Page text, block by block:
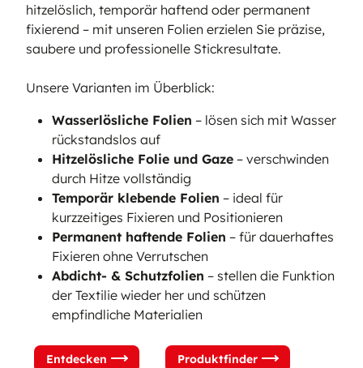
hitzelöslich, temporär haftend oder permanent
fixierend – mit unseren Folien erzielen Sie präzise,
saubere und professionelle Stickresultate.
Unsere Varianten im Überblick:
Wasserlösliche Folien – lösen sich mit Wasser
rückstandslos auf
Hitzelösliche Folie und Gaze – verschwinden
durch Hitze vollständig
Temporär klebende Folien – ideal für
kurzzeitiges Fixieren und Positionieren
Permanent haftende Folien – für dauerhaftes
Fixieren ohne Verrutschen
Abdicht- & Schutzfolien – stellen die Funktion
der Textilie wieder her und schützen
empfindliche Materialien
Entdecken Produktfinder